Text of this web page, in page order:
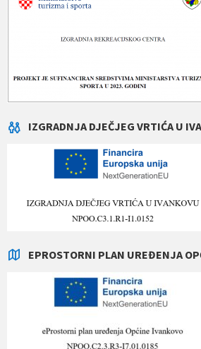
IZGRADNJA DJEČJEG VRTIĆA U
EPROSTORNI PLAN UREĐENJA